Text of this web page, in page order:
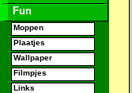
Fun
Moppen
Plaatjes
Wallpaper
Filmpjes
Links